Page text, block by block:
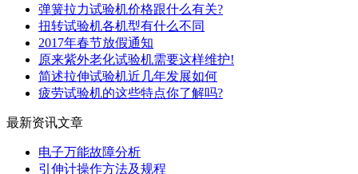
弹簧拉力试验机价格跟什么有关?
扭转试验机各机型有什么不同
2017年春节放假通知
原来紫外老化试验机需要这样维护!
简述拉伸试验机近几年发展如何
疲劳试验机的这些特点你了解吗?
最新资讯文章
电子万能故障分析
引伸计操作方法及规程